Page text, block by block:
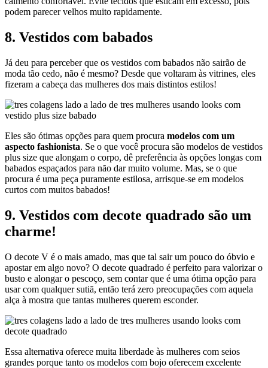
podem parecer velhos muito rapidamente.
8. Vestidos com babados
Já deu para perceber que os vestidos com babados não sairão de
moda tão cedo, não é mesmo? Desde que voltaram às vitrines, eles
fizeram a cabeça das mulheres dos mais distintos estilos!
Eles são ótimas opções para quem procura modelos com um
aspecto fashionista. Se o que você procura são modelos de vestidos
plus size que alongam o corpo, dê preferência às opções longas com
babados espaçados para não dar muito volume. Mas, se o que
procura é uma peça puramente estilosa, arrisque-se em modelos
curtos com muitos babados!
9. Vestidos com decote quadrado são um
charme!
O decote V é o mais amado, mas que tal sair um pouco do óbvio e
apostar em algo novo? O decote quadrado é perfeito para valorizar o
busto e alongar o pescoço, sem contar que é uma ótima opção para
usar com qualquer sutiã, então terá zero preocupações com aquela
alça à mostra que tantas mulheres querem esconder.
Essa alternativa oferece muita liberdade às mulheres com seios
grandes porque tanto os modelos com bojo oferecem excelente